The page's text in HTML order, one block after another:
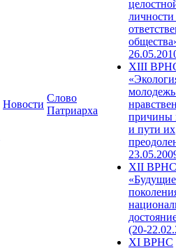
Новости
Слово
Патриарха
XIII
причины
и пути их
XII ВРНС
«Будущие
(20-
XI ВРНС